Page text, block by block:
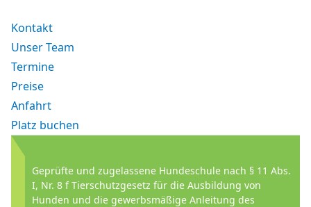
Kontakt
Unser Team
Termine
Preise
Anfahrt
Platz buchen
Geprüfte und zugelassene Hundeschule nach § 11 Abs.
I, Nr. 8 f Tierschutzgesetz für die Ausbildung von
Hunden und die gewerbsmäßige Anleitung des